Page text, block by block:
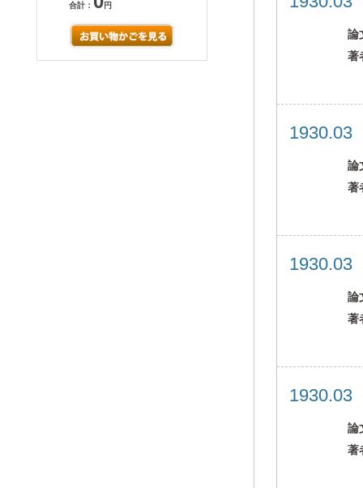
合計： 円
論
著
論
著
論
著
論
著